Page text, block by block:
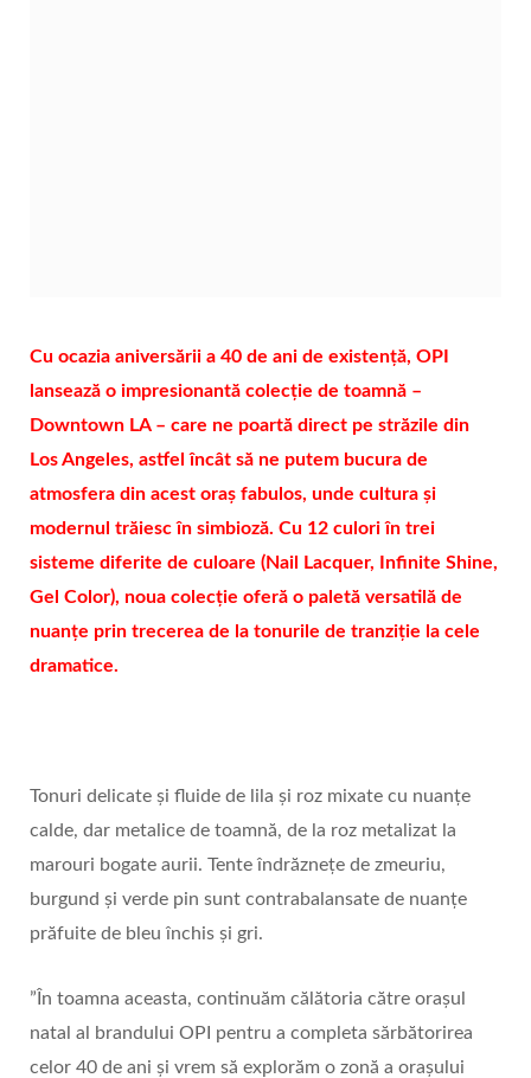
Cu ocazia aniversării a 40 de ani de existență, OPI
lansează o impresionantă colecție de toamnă –
Downtown LA – care ne poartă direct pe străzile din
Los Angeles, astfel încât să ne putem bucura de
atmosfera din acest oraș fabulos, unde cultura și
modernul trăiesc în simbioză. Cu 12 culori în trei
sisteme diferite de culoare (Nail Lacquer, Infinite Shine,
Gel Color), noua colecție oferă o paletă versatilă de
nuanțe prin trecerea de la tonurile de tranziție la cele
dramatice.
Tonuri delicate și fluide de lila și roz mixate cu nuanțe
calde, dar metalice de toamnă, de la roz metalizat la
marouri bogate aurii. Tente îndrăznețe de zmeuriu,
burgund și verde pin sunt contrabalansate de nuanțe
prăfuite de bleu închis și gri.
”În toamna aceasta, continuăm călătoria către orașul
natal al brandului OPI pentru a completa sărbătorirea
celor 40 de ani și vrem să explorăm o zonă a orașului